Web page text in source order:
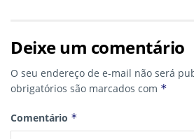
Deixe um comentário
O seu endereço de e-mail não será
obrigatórios são marcados com *
Comentário *